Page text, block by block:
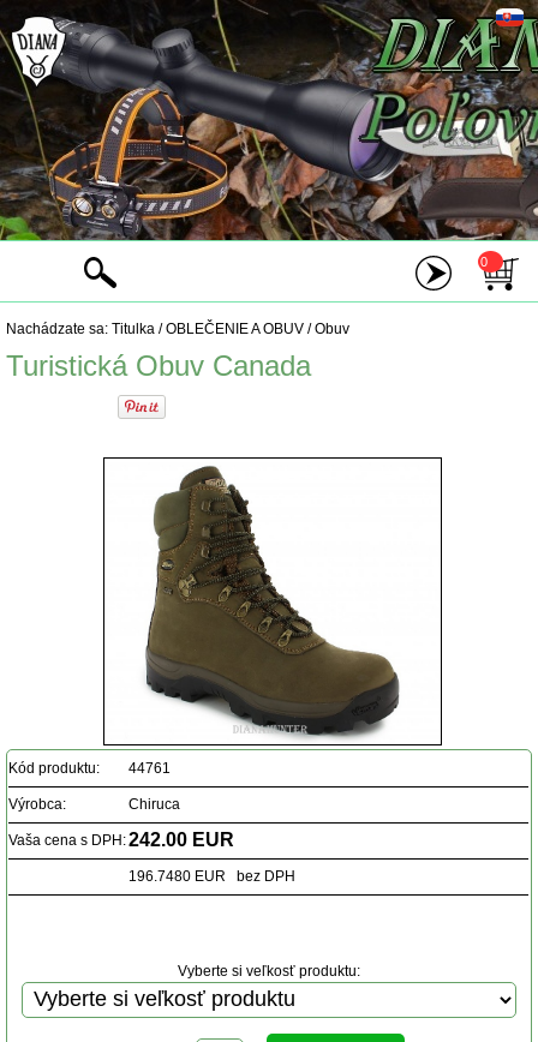
0
Nachádzate sa: Titulka /OBLEČENIE A OBUV /Obuv
Turistická Obuv Canada
Kód produktu: 44761
Výrobca: Chiruca
Vaša cena s DPH:242.00 EUR
196.7480 EUR bez DPH
Vyberte si veľkosť produktu: